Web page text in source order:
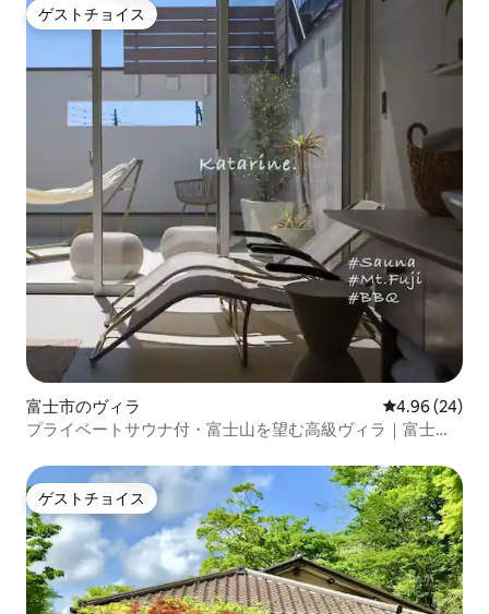
ゲストチョイス
ゲストチョイス
富士市のヴィラ レビュー24
4.96 (24)
プライベートサウナ付・富士山を望む高級ヴィラ｜富士山
ゲストチョイス
ゲストチョイス